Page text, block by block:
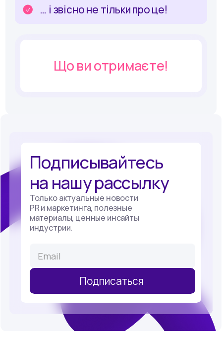
… і звісно не тільки про це!
Що ви отримаєте!
Подписывайтесь
на нашу рассылку
Только актуальные новости
PR и маркетинга, полезные
материалы, ценные инсайты
индустрии.